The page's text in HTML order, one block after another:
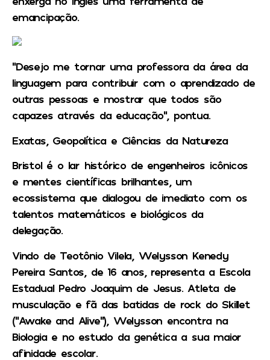
emancipação.
“Desejo me tornar uma professora da área da
linguagem para contribuir com o aprendizado de
outras pessoas e mostrar que todos são
capazes através da educação”, pontua.
Exatas, Geopolítica e Ciências da Natureza
Bristol é o lar histórico de engenheiros icônicos
e mentes científicas brilhantes, um
ecossistema que dialogou de imediato com os
talentos matemáticos e biológicos da
delegação.
Vindo de Teotônio Vilela, Welysson Kenedy
Pereira Santos, de 16 anos, representa a Escola
Estadual Pedro Joaquim de Jesus. Atleta de
musculação e fã das batidas de rock do Skillet
(“Awake and Alive”), Welysson encontra na
Biologia e no estudo da genética a sua maior
afinidade escolar.